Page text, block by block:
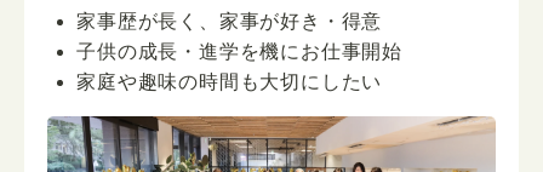
家事歴が長く、家事が好き・得意
子供の成長・進学を機にお仕事開始
家庭や趣味の時間も大切にしたい